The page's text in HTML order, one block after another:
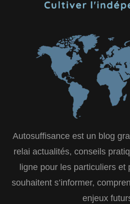
Autosuffisance est un blog
relai actualités, conseils
ligne pour les particuliers et
souhaitent s’informer,
enjeux